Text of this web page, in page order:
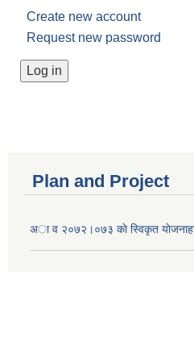
Create new account
Request new password
Plan and Project
अा व २०७२।०७३ काे स्विकृत